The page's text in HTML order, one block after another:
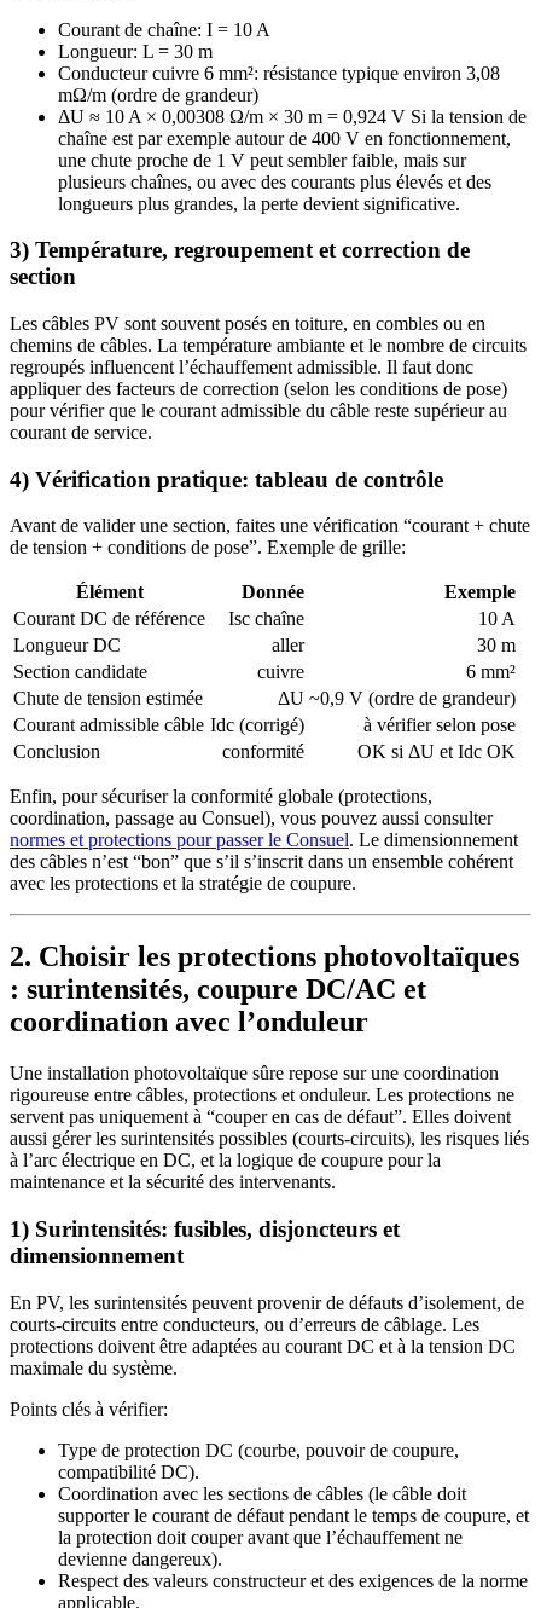
Courant de chaîne: I = 10 A
Longueur: L = 30 m
Conducteur cuivre 6 mm²: résistance typique environ 3,08
mΩ/m (ordre de grandeur)
ΔU ≈ 10 A × 0,00308 Ω/m × 30 m = 0,924 V Si la tension de
chaîne est par exemple autour de 400 V en fonctionnement,
une chute proche de 1 V peut sembler faible, mais sur
plusieurs chaînes, ou avec des courants plus élevés et des
longueurs plus grandes, la perte devient significative.
3) Température, regroupement et correction de
section
Les câbles PV sont souvent posés en toiture, en combles ou en
chemins de câbles. La température ambiante et le nombre de circuits
regroupés influencent l’échauffement admissible. Il faut donc
appliquer des facteurs de correction (selon les conditions de pose)
pour vérifier que le courant admissible du câble reste supérieur au
courant de service.
4) Vérification pratique: tableau de contrôle
Avant de valider une section, faites une vérification “courant + chute
de tension + conditions de pose”. Exemple de grille:
Élément Donnée
Exemple
Courant DC de référence
Isc chaîne
10 A
Longueur DC
aller
30 m
Section candidate
cuivre
6 mm²
Chute de tension estimée
ΔU ~0,9 V (ordre de grandeur)
Courant admissible câble Idc (corrigé)
à vérifier selon pose
Conclusion
conformité OK si ΔU et Idc OK
Enfin, pour sécuriser la conformité globale (protections,
coordination, passage au Consuel), vous pouvez aussi consulter
normes et protections pour passer le Consuel. Le dimensionnement
des câbles n’est “bon” que s’il s’inscrit dans un ensemble cohérent
avec les protections et la stratégie de coupure.
2. Choisir les protections photovoltaïques
: surintensités, coupure DC/AC et
coordination avec l’onduleur
Une installation photovoltaïque sûre repose sur une coordination
rigoureuse entre câbles, protections et onduleur. Les protections ne
servent pas uniquement à “couper en cas de défaut”. Elles doivent
aussi gérer les surintensités possibles (courts-circuits), les risques liés
à l’arc électrique en DC, et la logique de coupure pour la
maintenance et la sécurité des intervenants.
1) Surintensités: fusibles, disjoncteurs et
dimensionnement
En PV, les surintensités peuvent provenir de défauts d’isolement, de
courts-circuits entre conducteurs, ou d’erreurs de câblage. Les
protections doivent être adaptées au courant DC et à la tension DC
maximale du système.
Points clés à vérifier:
Type de protection DC (courbe, pouvoir de coupure,
compatibilité DC).
Coordination avec les sections de câbles (le câble doit
supporter le courant de défaut pendant le temps de coupure, et
la protection doit couper avant que l’échauffement ne
devienne dangereux).
Respect des valeurs constructeur et des exigences de la norme
applicable.